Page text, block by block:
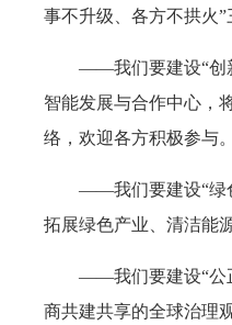
事不升级、各方不拱火
——我们要建设“创
智能发展与合作中心，
络，欢迎各方积极参与。
——我们要建设“绿
拓展绿色产业、清洁能
——我们要建设“公
商共建共享的全球治理